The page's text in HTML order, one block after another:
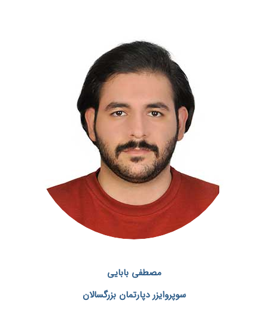
مصطفی بابایی
سوپروایزر دپارتمان بزرگسالان